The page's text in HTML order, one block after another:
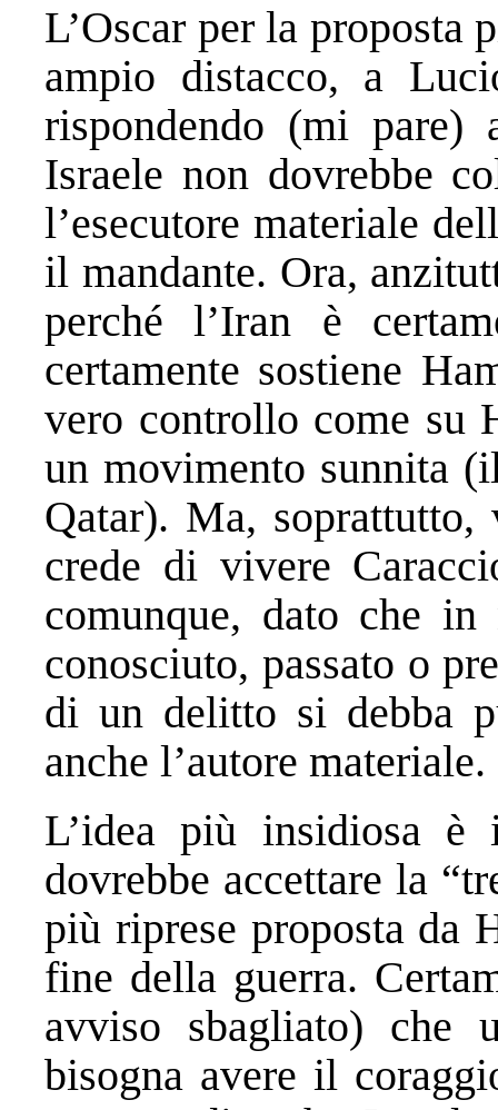
L’Oscar per la proposta
ampio distacco, a
rispondendo (mi pare)
Israele non dovrebbe
l’esecutore materiale
il mandante. Ora,
perché l’Iran è
certamente sostiene
vero controllo come su
un movimento sunnita
Qatar). Ma, soprattutto,
crede di vivere
comunque, dato che in
conosciuto, passato o
di un delitto si debba
anche l’autore materiale.
L’idea più insidiosa è
dovrebbe accettare la
più riprese proposta da
fine della guerra.
avviso sbagliato) che
bisogna avere il